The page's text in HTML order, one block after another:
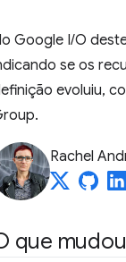
Google I/O
se os
evoluiu,
Rachel
que